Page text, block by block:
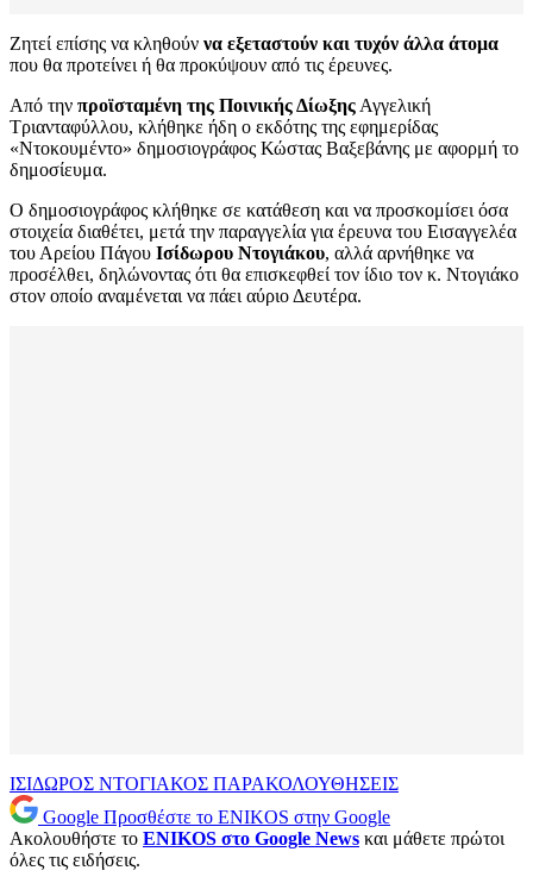
Ζητεί επίσης να κληθούν να εξεταστούν και τυχόν άλλα άτομα
που θα προτείνει ή θα προκύψουν από τις έρευνες.
Από την προϊσταμένη της Ποινικής Δίωξης Αγγελική
Τριανταφύλλου, κλήθηκε ήδη ο εκδότης της εφημερίδας
«Ντοκουμέντο» δημοσιογράφος Κώστας Βαξεβάνης με αφορμή το
δημοσίευμα.
Ο δημοσιογράφος κλήθηκε σε κατάθεση και να προσκομίσει όσα
στοιχεία διαθέτει, μετά την παραγγελία για έρευνα του Εισαγγελέα
του Αρείου Πάγου Ισίδωρου Ντογιάκου, αλλά αρνήθηκε να
προσέλθει, δηλώνοντας ότι θα επισκεφθεί τον ίδιο τον κ. Ντογιάκο
στον οποίο αναμένεται να πάει αύριο Δευτέρα.
ΙΣΙΔΩΡΟΣ ΝΤΟΓΙΑΚΟΣ ΠΑΡΑΚΟΛΟΥΘΗΣΕΙΣ
Google Προσθέστε το ENIKOS στην Google
Ακολουθήστε το ENIKOS στο Google News και μάθετε πρώτοι
όλες τις ειδήσεις.